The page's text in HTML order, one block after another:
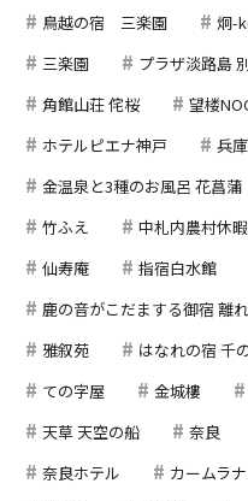
鳥越の宿 三楽園
炯-
三楽園
プラザ淡路島
角館山荘 侘桜
望楼
ホテルピエナ神戸
兵
金温泉と3種のお風呂 花菖蒲
竹ふえ
中札内農村休
仙寿庵
指宿白水館
鹿の音がこだまする御宿 離
雅叙苑
はなれの宿 千
ての字屋
金城樓
天草 天空の船
奈良
奈良ホテル
カームラ